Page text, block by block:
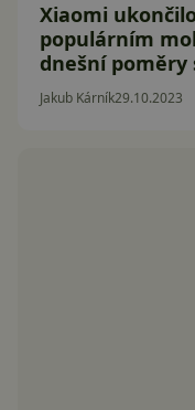
Xiaomi
populárním
dnešní poměry
Jakub Kárník29.10.2023